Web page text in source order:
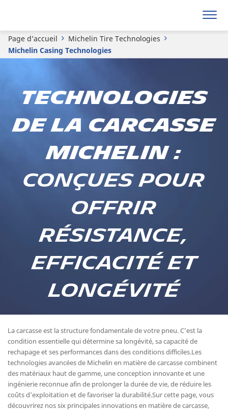
Page d’accueil
Michelin Tire Technologies
Michelin Casing Technologies
Technologies
de la carcasse
Michelin :
Conçues pour
offrir
résistance,
efficacité et
longévité
La carcasse est la structure fondamentale de votre pneu. C’est la
condition essentielle qui détermine sa longévité, sa capacité de
rechapage et ses performances dans des conditions difficiles.Les
technologies avancées de Michelin en matière de carcasse combinent
des matériaux haut de gamme, une conception innovante et une
ingénierie reconnue afin de prolonger la durée de vie, de réduire les
coûts d’exploitation et de favoriser la durabilité.Sur cette page, vous
découvrirez nos six principales innovations en matière de carcasse,